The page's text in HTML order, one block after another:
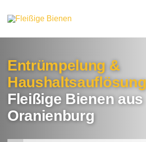
Entrümpelung &
Haushaltsauflösung
Fleißige Bienen aus
Oranienburg